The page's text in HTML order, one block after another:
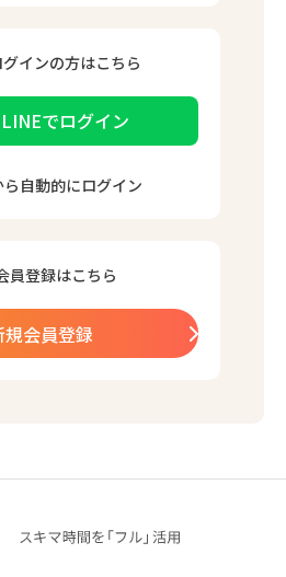
グインの⽅はこちら
LINEでログイン
⾃動的にログイン
員登録はこちら
規会員登録